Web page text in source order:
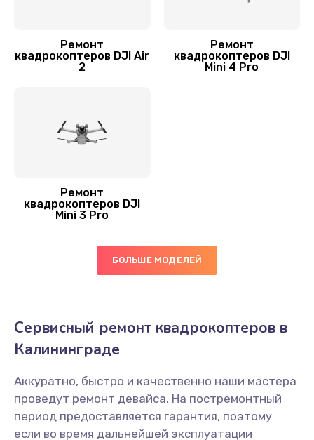
Ремонт
квадрокоптеров DJI Air
2
Ремонт
квадрокоптеров DJI
Mini 4 Pro
Ремонт
квадрокоптеров DJI
Mini 3 Pro
БОЛЬШЕ МОДЕЛЕЙ
Сервисный ремонт квадрокоптеров в
Калининграде
Аккуратно, быстро и качественно наши мастера
проведут ремонт девайса. На постремонтный
период предоставляется гарантия, поэтому
если во время дальнейшей эксплуатации